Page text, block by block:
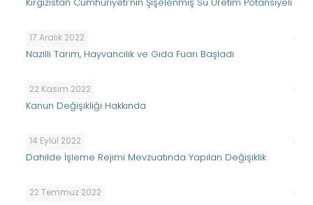
17 Aralık 2022
Nazilli Tarım, Hayvancılık ve Gıda Fuarı Başladı
22 Kasım 2022
Kanun Değişikliği Hakkında
14 Eylül 2022
Dahilde İşleme Rejimi Mevzuatında Yapılan Değişiklik
22 Temmuz 2022